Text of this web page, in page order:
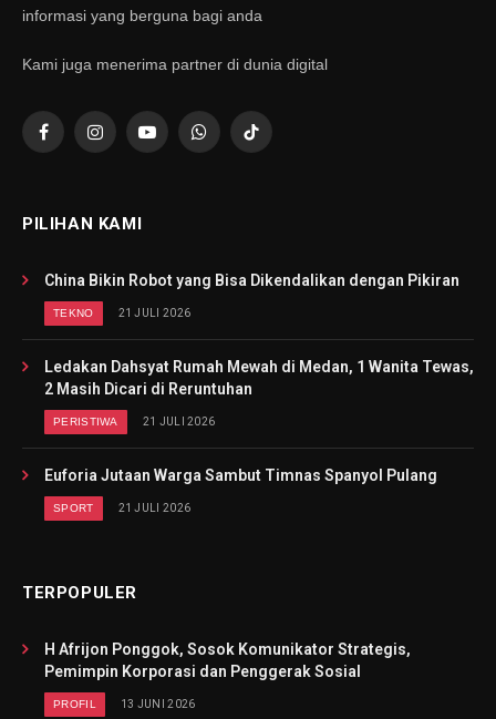
informasi yang berguna bagi anda
Kami juga menerima partner di dunia digital
FacebookInstagramYouTubeWhatsAppTikTok
PILIHAN KAMI
China Bikin Robot yang Bisa Dikendalikan dengan Pikiran
TEKNO 21 JULI 2026
Ledakan Dahsyat Rumah Mewah di Medan, 1 Wanita Tewas,
2 Masih Dicari di Reruntuhan
PERISTIWA 21 JULI 2026
Euforia Jutaan Warga Sambut Timnas Spanyol Pulang
SPORT 21 JULI 2026
TERPOPULER
H Afrijon Ponggok, Sosok Komunikator Strategis,
Pemimpin Korporasi dan Penggerak Sosial
PROFIL 13 JUNI 2026